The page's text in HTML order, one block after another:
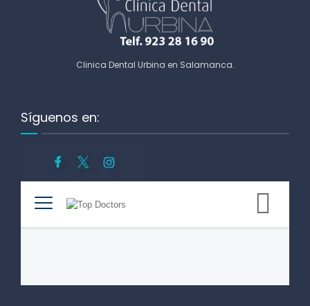
Clinica Dental Urbina en Salamanca.
Síguenos en: